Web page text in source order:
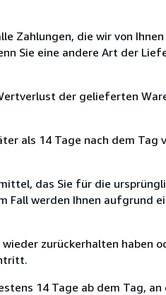
Zahlungen, die wir von
Sie eine andere Art der
der gelieferten
als 14 Tage nach dem Tag
das Sie für die
Fall werden Ihnen aufgrund
zurückerhalten haben
14 Tage ab dem Tag,